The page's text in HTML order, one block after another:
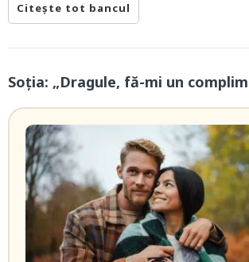
Citește tot bancul
Soția: „Dragule, fă-mi un